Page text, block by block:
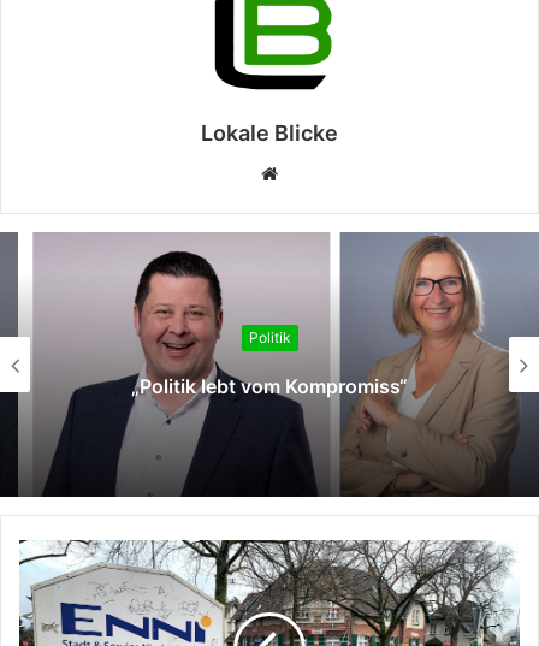
Lokale Blicke
Webseite
Dieren: „Es darf nicht vom Glück beim Chef
abhängen, ob Beschäftigte pünktlich
Feierabend machen können.“